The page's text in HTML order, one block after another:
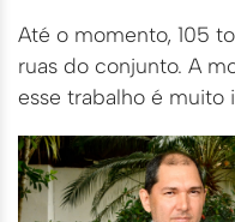
Até o momento, 105
ruas do conjunto. A
esse trabalho é muito